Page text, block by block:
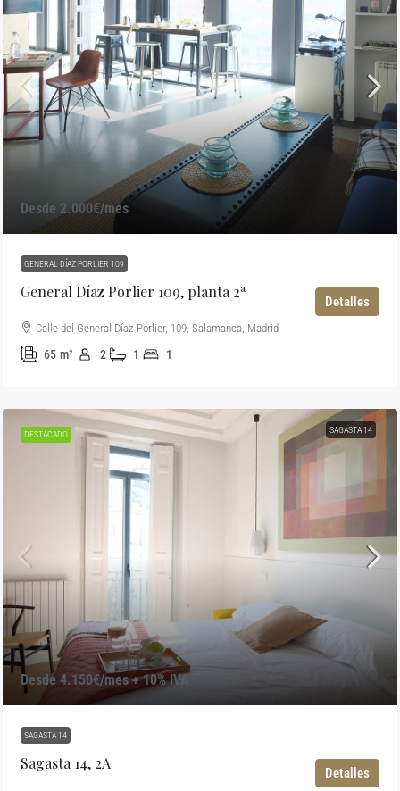
Desde 2.000€/mes
GENERAL DÍAZ PORLIER 109
General Díaz Porlier 109, planta 2ª
Calle del General Díaz Porlier, 109, Salamanca, Madrid
1
1
2
65 m²
Detalles
DESTACADO SAGASTA 14
Desde 4.150€/mes + 10% IVA
SAGASTA 14
Sagasta 14, 2A
Detalles